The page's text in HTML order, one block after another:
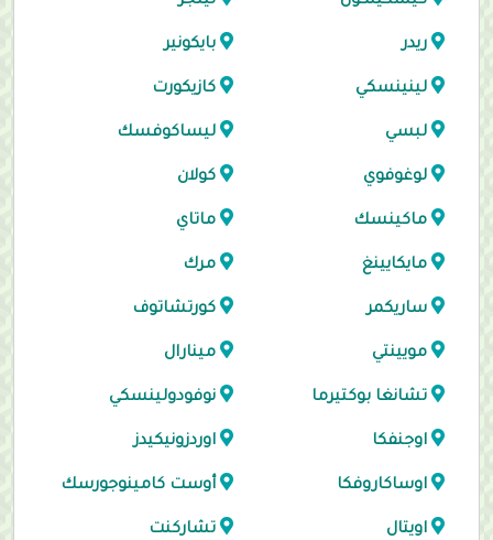
ريدر بايكونير
لينينسكي كازيكورت
لبسي ليساكوفسك
لوغوفوي كولان
ماكينسك ماتاي
مايكايينغ مرك
ساريكمر كورتشاتوف
مويينتي مينارال
تشانغا بوكتيرما نوفودولينسكي
اوجنفكا اوردزونيكيدز
اوساكاروفكا أوست كامينوجورسك
اويتال تشاركنت